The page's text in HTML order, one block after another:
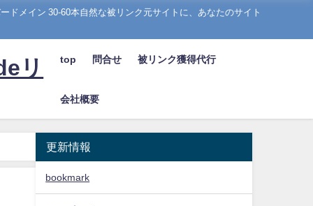
ドメイン 30-60本自然な被リンク元サイトに、あなたのサイト
リ top 問合せ 被リンク獲得代行
会社概要
更新情報
bookmark